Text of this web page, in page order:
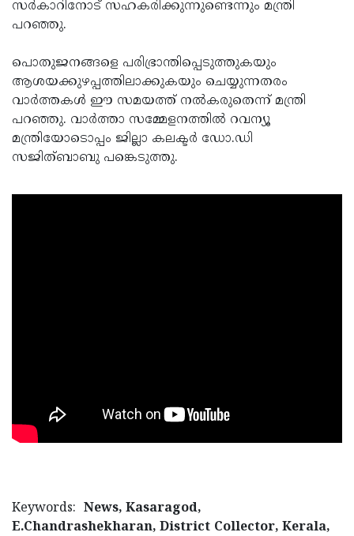
സര്‍കാറിനോട് സഹകരിക്കുന്നുണ്ടെന്നും മന്ത്രി
പറഞ്ഞു.
പൊതുജനങ്ങളെ പരിഭ്രാന്തിപ്പെടുത്തുകയും
ആശയക്കുഴപ്പത്തിലാക്കുകയും ചെയ്യുന്നതരം
വാര്‍ത്തകള്‍ ഈ സമയത്ത് നല്‍കരുതെന്ന് മന്ത്രി
പറഞ്ഞു. വാര്‍ത്താ സമ്മേളനത്തില്‍ റവന്യൂ
മന്ത്രിയോടൊപ്പം ജില്ലാ കലക്ടര്‍ ഡോ.ഡി
സജിത്ബാബു പങ്കെടുത്തു.
Keywords: News, Kasaragod,
E.Chandrashekharan, District Collector, Kerala,